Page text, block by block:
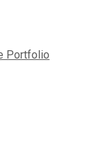
Portfolio